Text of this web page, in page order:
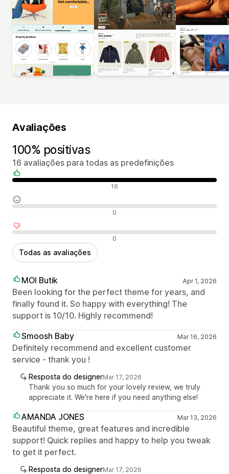
Avaliações
100% positivas
16 avaliações para todas as predefinições
Avaliações positivas 16
Avaliações neutras 0
Avaliações negativas 0
Todas as avaliações
MOI Butik Apr 1, 2026
Been looking for the perfect theme for years, and
finally found it. So happy with everything! The
support is 10/10. Highly recommend!
Smoosh Baby
Mar 16, 2026
Definitely recommend and excellent customer
service - thank you !
Resposta do designerMar 17, 2026
Thank you so much for your lovely review, we truly
appreciate it. We're here if you need anything else!
AMANDA JONES Mar 13, 2026
Beautiful theme, great features and incredible
support! Quick replies and happy to help you tweak
to get it perfect.
Resposta do designerMar 17, 2026